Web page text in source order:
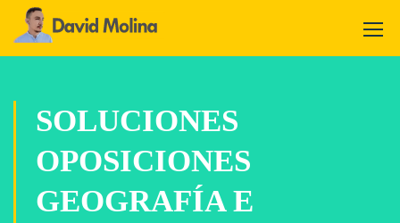
SOLUCIONES
OPOSICIONES
GEOGRAFÍA E